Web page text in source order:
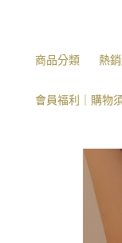
商品分類 熱
會員福利｜購物